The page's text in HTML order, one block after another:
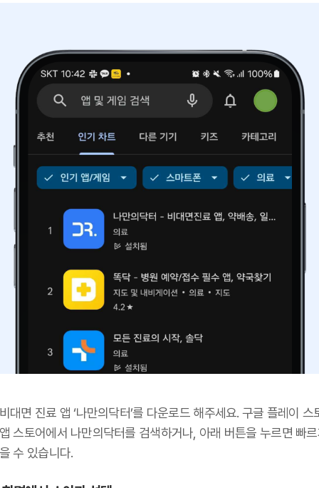
대면 진료 앱 ‘나만의닥터’를 다운로드 해주세요. 구글 플레이 스
스토어에서 나만의닥터를 검색하거나, 아래 버튼을 누르면 빠
수 있습니다.